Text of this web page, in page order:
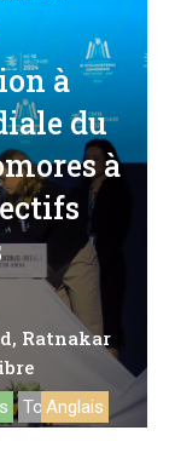
à
du
à
Ratnakar
Tourisme
Anglais